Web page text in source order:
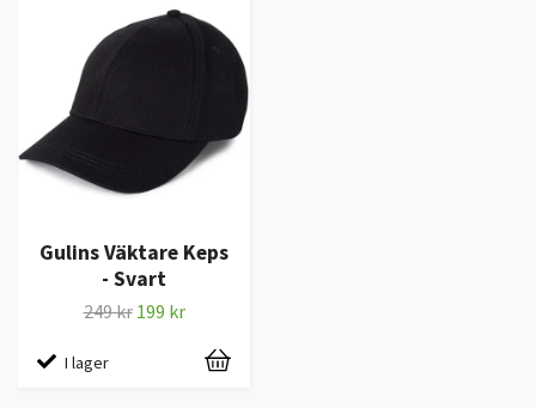
Gulins Väktare Keps
- Svart
249 kr 199 kr
I lager